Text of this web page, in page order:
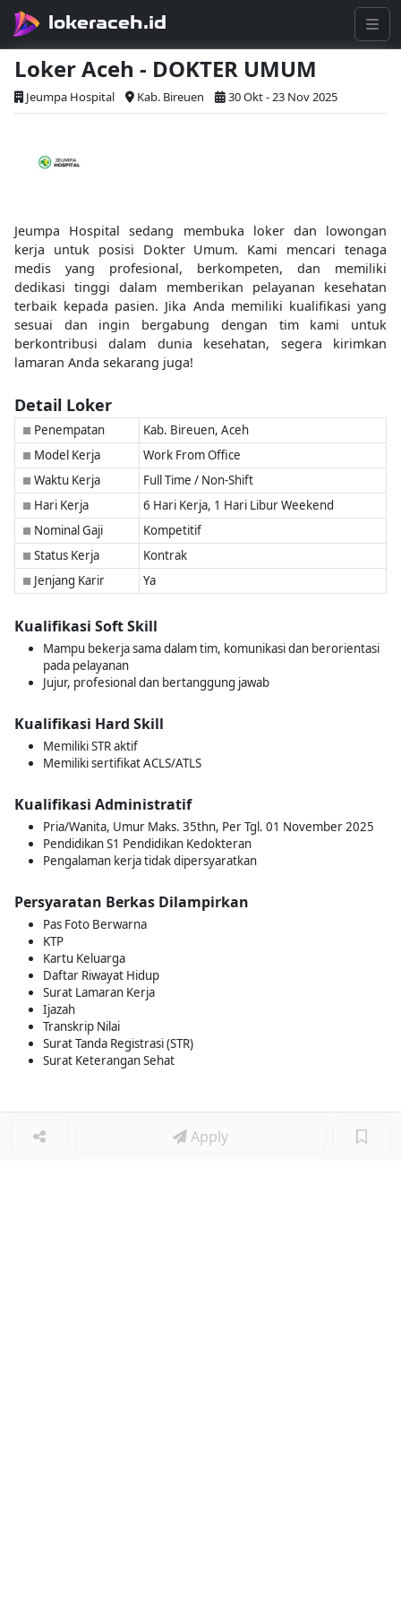
lokeraceh.id
Loker Aceh - DOKTER UMUM
Jeumpa Hospital Kab. Bireuen 30 Okt - 23 Nov 2025
Jeumpa Hospital sedang membuka loker dan lowongan
kerja untuk posisi Dokter Umum. Kami mencari tenaga
medis yang profesional, berkompeten, dan memiliki
dedikasi tinggi dalam memberikan pelayanan kesehatan
terbaik kepada pasien. Jika Anda memiliki kualifikasi yang
sesuai dan ingin bergabung dengan tim kami untuk
berkontribusi dalam dunia kesehatan, segera kirimkan
lamaran Anda sekarang juga!
Detail Loker
■ Penempatan Kab. Bireuen, Aceh
■ Model Kerja Work From Office
■ Waktu Kerja Full Time / Non-Shift
■ Hari Kerja 6 Hari Kerja, 1 Hari Libur Weekend
■ Nominal Gaji Kompetitif
■ Status Kerja Kontrak
■ Jenjang Karir Ya
Kualifikasi Soft Skill
Mampu bekerja sama dalam tim, komunikasi dan berorientasi
pada pelayanan
Jujur, profesional dan bertanggung jawab
Kualifikasi Hard Skill
Memiliki STR aktif
Memiliki sertifikat ACLS/ATLS
Kualifikasi Administratif
Pria/Wanita, Umur Maks. 35thn, Per Tgl. 01 November 2025
Pendidikan S1 Pendidikan Kedokteran
Pengalaman kerja tidak dipersyaratkan
Persyaratan Berkas Dilampirkan
Pas Foto Berwarna
KTP
Kartu Keluarga
Daftar Riwayat Hidup
Surat Lamaran Kerja
Ijazah
Transkrip Nilai
Surat Tanda Registrasi (STR)
Surat Keterangan Sehat
Apply